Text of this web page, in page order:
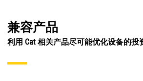
兼容产品
利用 Cat 相关产品尽可能优化设备的投